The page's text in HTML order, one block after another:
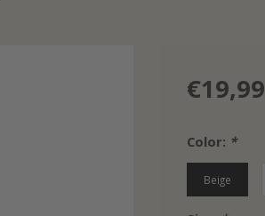
€19,99
Color: *
Beige